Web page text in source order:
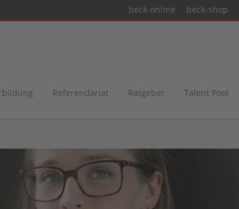
beck-online beck-shop
Referendariat Ratgeber Talent Pool